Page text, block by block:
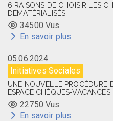
6 RAISONS DE CHOISIR LES
DÉMATÉRIALISÉS
34500 Vus
En savoir plus
05.06.2024
Initiatives Sociales
UNE NOUVELLE PROCÉDURE
ESPACE CHÈQUES-
22750 Vus
En savoir plus